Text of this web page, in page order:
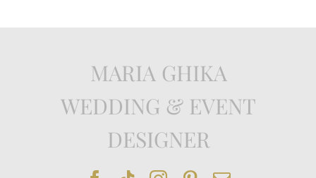
MARIA GHIKA
WEDDING & EVENT
DESIGNER